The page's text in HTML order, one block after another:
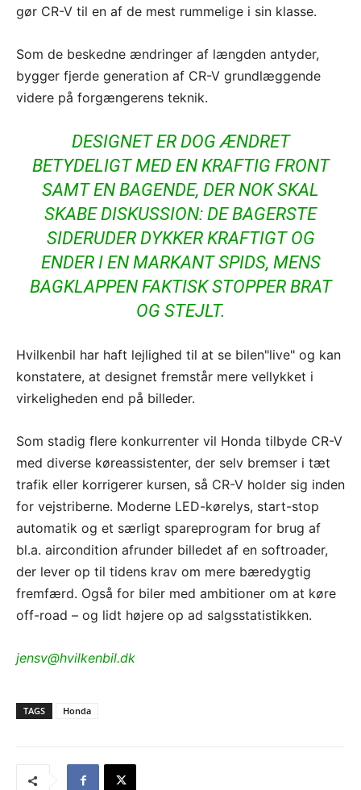
gør CR-V til en af de mest rummelige i sin klasse.
Som de beskedne ændringer af længden antyder,
bygger fjerde generation af CR-V grundlæggende
videre på forgængerens teknik.
DESIGNET ER DOG ÆNDRET
BETYDELIGT MED EN KRAFTIG FRONT
SAMT EN BAGENDE, DER NOK SKAL
SKABE DISKUSSION: DE BAGERSTE
SIDERUDER DYKKER KRAFTIGT OG
ENDER I EN MARKANT SPIDS, MENS
BAGKLAPPEN FAKTISK STOPPER BRAT
OG STEJLT.
Hvilkenbil har haft lejlighed til at se bilen"live" og kan
konstatere, at designet fremstår mere vellykket i
virkeligheden end på billeder.
Som stadig flere konkurrenter vil Honda tilbyde CR-V
med diverse køreassistenter, der selv bremser i tæt
trafik eller korrigerer kursen, så CR-V holder sig inden
for vejstriberne. Moderne LED-kørelys, start-stop
automatik og et særligt spareprogram for brug af
bl.a. aircondition afrunder billedet af en softroader,
der lever op til tidens krav om mere bæredygtig
fremfærd. Også for biler med ambitioner om at køre
off-road – og lidt højere op ad salgsstatistikken.
jensv@hvilkenbil.dk
TAGS Honda